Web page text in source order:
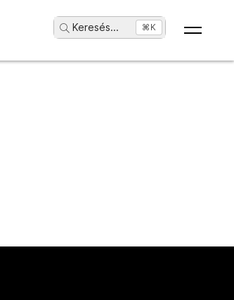
Keresés... ⌘K